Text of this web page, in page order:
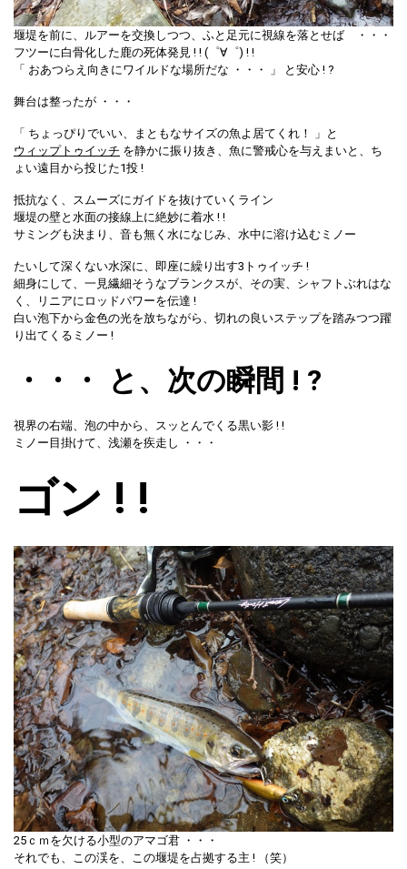
堰堤を前に、ルアーを交換しつつ、ふと足元に視線を落とせば ・・・
フツーに白骨化した鹿の死体発見 ! ! (゜∀゜) ! !
「 おあつらえ向きにワイルドな場所だな ・・・ 」 と安心 ! ?
舞台は整ったが ・・・
「 ちょっぴりでいい、まともなサイズの魚よ居てくれ！ 」と
ウィップトゥイッチ を静かに振り抜き、魚に警戒心を与えまいと、ち
ょい遠目から投じた1投 !
抵抗なく、スムーズにガイドを抜けていくライン
堰堤の壁と水面の接線上に絶妙に着水 ! !
サミングも決まり、音も無く水になじみ、水中に溶け込むミノー
たいして深くない水深に、即座に繰り出す3トゥイッチ !
細身にして、一見繊細そうなブランクスが、その実、シャフトぶれはな
く、リニアにロッドパワーを伝達 !
白い泡下から金色の光を放ちながら、切れの良いステップを踏みつつ躍
り出てくるミノー !
・・・ と、次の瞬間 ! ?
視界の右端、泡の中から、スッとんでくる黒い影 ! !
ミノー目掛けて、浅瀬を疾走し ・・・
ゴン ! !
25ｃｍを欠ける小型のアマゴ君 ・・・
それでも、この渓を、この堰堤を占拠する主 ! （笑）